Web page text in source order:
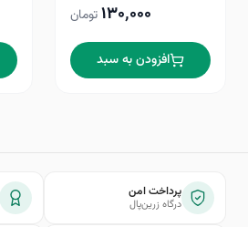
۱۳۰٬۰۰۰تومان
افزودن به سبد
پرداخت امن
درگاه زرین‌پال